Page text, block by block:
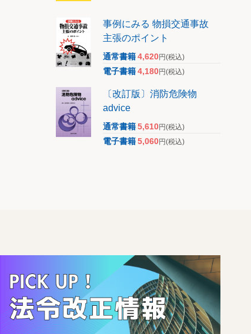
事例にみる 物損交通事故
主張のポイント
通常書籍4,620円(税込)
電子書籍4,180円(税込)
〔改訂版〕消防危険物
advice
通常書籍5,610円(税込)
電子書籍5,060円(税込)